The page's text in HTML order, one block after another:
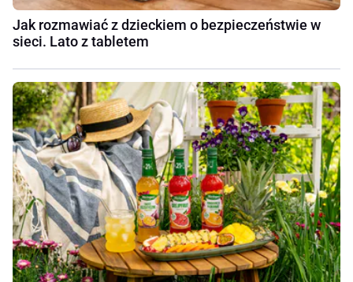
Jak rozmawiać z dzieckiem o bezpieczeństwie w
sieci. Lato z tabletem